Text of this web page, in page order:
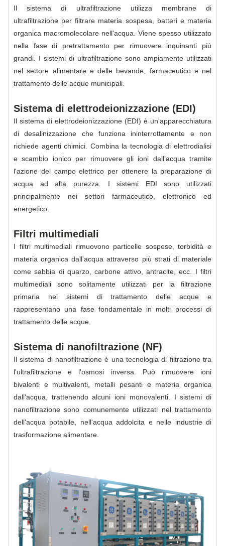
Il sistema di ultrafiltrazione utilizza membrane di
ultrafiltrazione per filtrare materia sospesa, batteri e materia
organica macromolecolare nell'acqua. Viene spesso utilizzato
nella fase di pretrattamento per rimuovere inquinanti più
grandi. I sistemi di ultrafiltrazione sono ampiamente utilizzati
nel settore alimentare e delle bevande, farmaceutico e nel
trattamento delle acque municipali.
Sistema di elettrodeionizzazione (EDI)
Il sistema di elettrodeionizzazione (EDI) è un'apparecchiatura
di desalinizzazione che funziona ininterrottamente e non
richiede agenti chimici. Combina la tecnologia di elettrodialisi
e scambio ionico per rimuovere gli ioni dall'acqua tramite
l'azione del campo elettrico per ottenere la preparazione di
acqua ad alta purezza. I sistemi EDI sono utilizzati
principalmente nei settori farmaceutico, elettronico ed
energetico.
Filtri multimediali
I filtri multimediali rimuovono particelle sospese, torbidità e
materia organica dall'acqua attraverso più strati di materiale
come sabbia di quarzo, carbone attivo, antracite, ecc. I filtri
multimediali sono solitamente utilizzati per la filtrazione
primaria nei sistemi di trattamento delle acque e
rappresentano una fase fondamentale in molti processi di
trattamento delle acque.
Sistema di nanofiltrazione (NF)
Il sistema di nanofiltrazione è una tecnologia di filtrazione tra
l'ultrafiltrazione e l'osmosi inversa. Può rimuovere ioni
bivalenti e multivalenti, metalli pesanti e materia organica
dall'acqua, trattenendo alcuni ioni monovalenti. I sistemi di
nanofiltrazione sono comunemente utilizzati nel trattamento
dell'acqua potabile, nell'acqua addolcita e nelle industrie di
trasformazione alimentare.